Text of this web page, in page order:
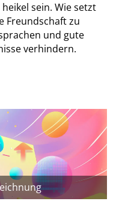
sein. Wie setzt
Freundschaft zu
und gute
verhindern.